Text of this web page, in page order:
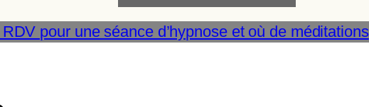
pour une séance d’hypnose et où de méditations